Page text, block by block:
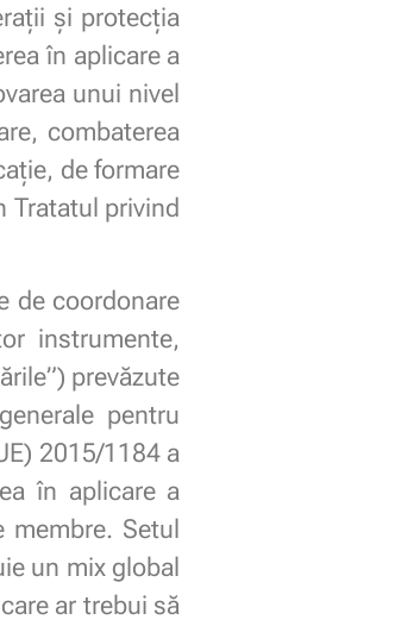
și protecția
în aplicare a
unui nivel
combaterea
de formare
Tratatul privind
coordonare
instrumente,
prevăzute
pentru
2015/1184 a
în aplicare a
Setul
un mix global
ar trebui să